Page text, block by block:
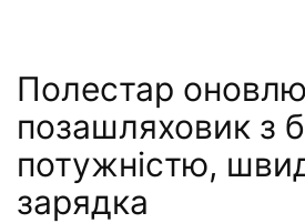
Полестар
позашляховик з
потужністю,
зарядка